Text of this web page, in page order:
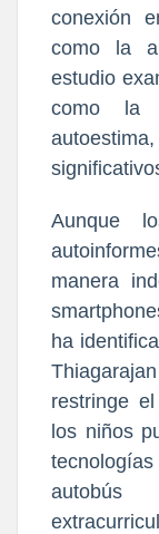
conexión
como la
estudio
como la
Aunque
manera
ha
restringe
los niños